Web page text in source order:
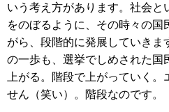
いう考え方があります。社会と
をのぼるように、その時々の国
がら、段階的に発展していきま
の一歩も、選挙でしめされた国
上がる。階段で上がっていく
せん（笑い）。階段なのです。